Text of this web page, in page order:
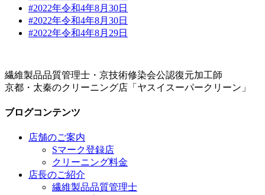
#2022年令和4年8月30日
#2022年令和4年8月30日
#2022年令和4年8月29日
繊維製品品質管理士・京技術修染会公認復元加工師
京都・太秦のクリーニング店「ヤスイスーパークリーン」
ブログコンテンツ
店舗のご案内
Sマーク登録店
クリーニング料金
店長のご紹介
繊維製品品質管理士